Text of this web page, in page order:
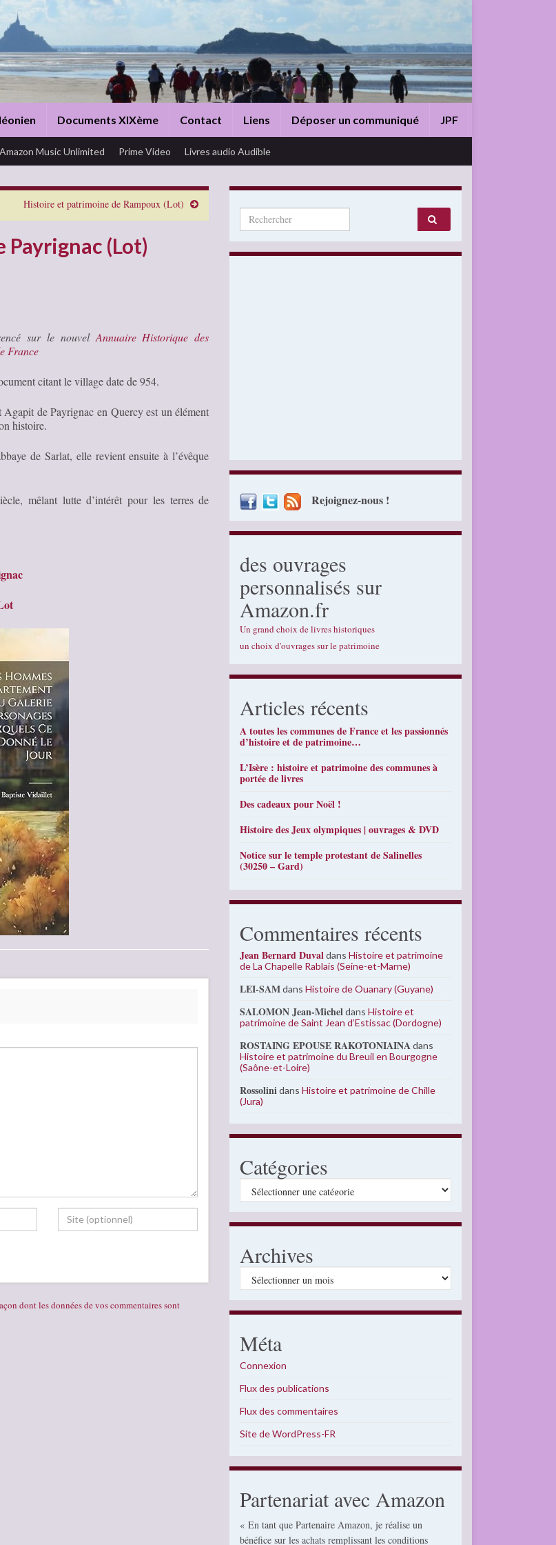
Documents XIXème Contact Liens Déposer un communiqué JPF
Amazon Music Unlimited Prime Video Livres audio Audible
Histoire et patrimoine de Rampoux (Lot)
(Lot)
sur le nouvel Annuaire Historique des
France
citant le village date de 954.
Agapit de Payrignac en Quercy est un élément
histoire.
de Sarlat, elle revient ensuite à l’évêque
mêlant lutte d’intérêt pour les terres de
dont les données de vos commentaires sont
Search for:
Rejoignez-nous !
des ouvrages
personnalisés sur
Amazon.fr
Un grand choix de livres historiques
un choix d'ouvrages sur le patrimoine
Articles récents
A toutes les communes de France et les passionnés
d’histoire et de patrimoine…
L’Isère : histoire et patrimoine des communes à
portée de livres
Des cadeaux pour Noël !
Histoire des Jeux olympiques | ouvrages & DVD
Notice sur le temple protestant de Salinelles
(30250 – Gard)
Commentaires récents
Jean Bernard DuvaldansHistoire et patrimoine
de La Chapelle Rablais (Seine-et-Marne)
LEI-SAMdansHistoire de Ouanary (Guyane)
SALOMON Jean-MicheldansHistoire et
patrimoine de Saint Jean d’Estissac (Dordogne)
ROSTAING EPOUSE RAKOTONIAINAdans
Histoire et patrimoine du Breuil en Bourgogne
(Saône-et-Loire)
RossolinidansHistoire et patrimoine de Chille
(Jura)
Catégories
Catégories
Archives
Archives
Méta
Connexion
Flux des publications
Flux des commentaires
Site de WordPress-FR
Partenariat avec Amazon
« En tant que Partenaire Amazon, je réalise un
bénéfice sur les achats remplissant les conditions